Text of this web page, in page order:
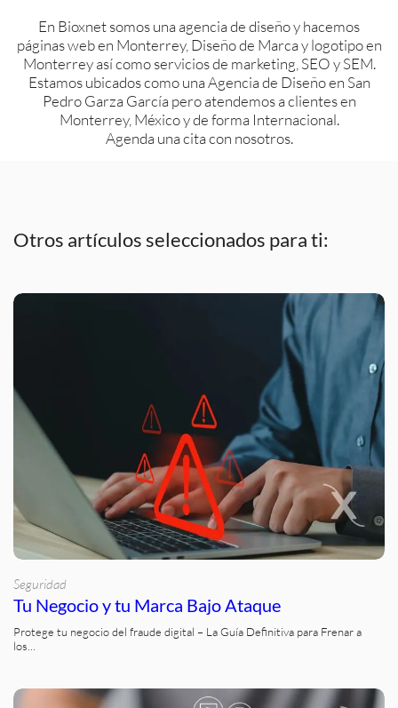
En Bioxnet somos una agencia de diseño y hacemos
páginas web en Monterrey, Diseño de Marca y logotipo en
Monterrey así como servicios de marketing, SEO y SEM.
Estamos ubicados como una Agencia de Diseño en San
Pedro Garza García pero atendemos a clientes en
Monterrey, México y de forma Internacional.
Agenda una cita con nosotros.
Otros artículos seleccionados para ti:
Seguridad
Tu Negocio y tu Marca Bajo Ataque
Protege tu negocio del fraude digital – La Guía Definitiva para Frenar a
los…